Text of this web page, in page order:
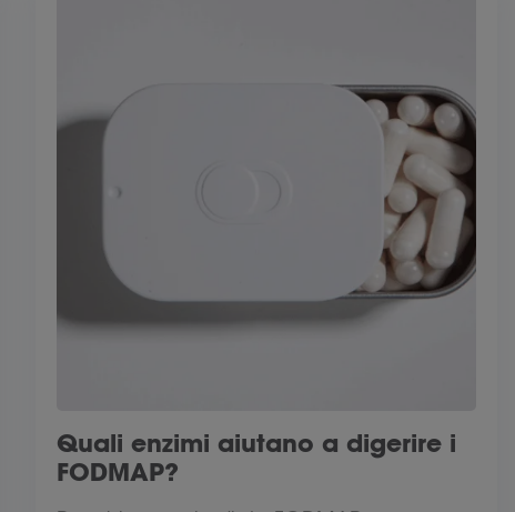
Quali enzimi aiutano a digerire i
FODMAP?